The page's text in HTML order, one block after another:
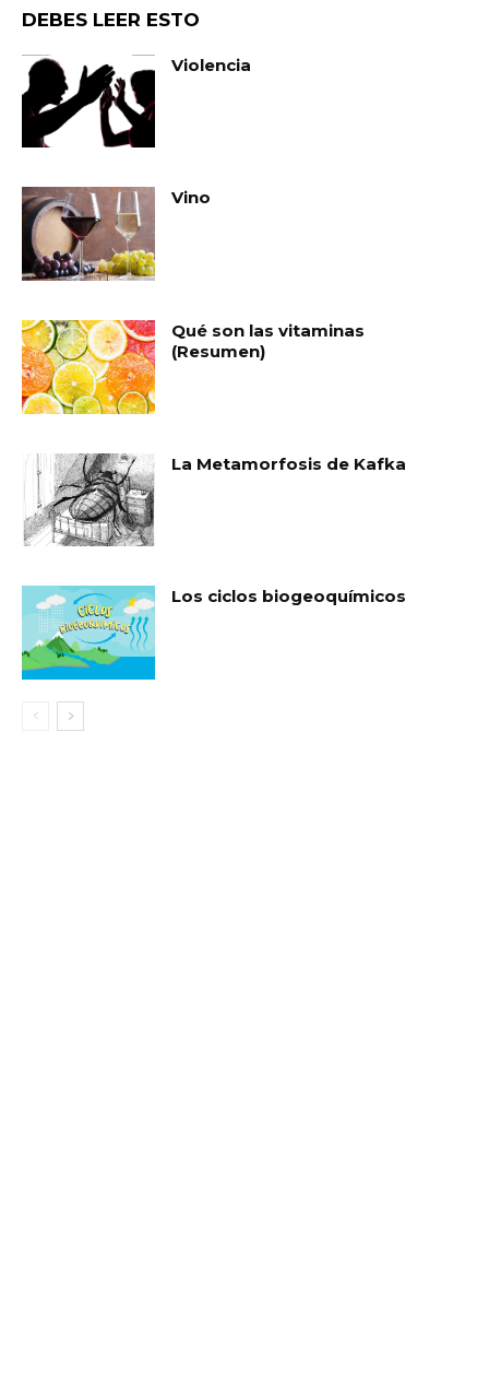
DEBES LEER ESTO
Violencia
Vino
Qué son las vitaminas
(Resumen)
La Metamorfosis de Kafka
Los ciclos biogeoquímicos